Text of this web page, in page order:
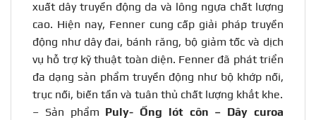
xuất dây truyền động da và lông ngựa chất lượng
cao. Hiện nay, Fenner cung cấp giải pháp truyền
động như dây đai, bánh răng, bộ giảm tốc và dịch
vụ hỗ trợ kỹ thuật toàn diện. Fenner đã phát triển
đa dạng sản phẩm truyền động như bộ khớp nối,
trục nối, biến tần và tuân thủ chất lượng khắt khe.
– Sản phẩm Puly- Ống lót côn – Dây curoa